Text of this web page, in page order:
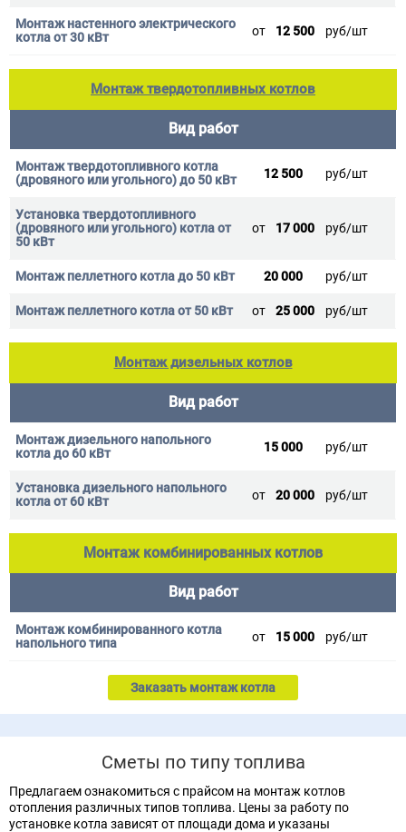
от 12 500 руб/шт
Монтаж твердотопливных котлов
Вид работ
12 500 руб/шт
от 17 000 руб/шт
20 000 руб/шт
от 25 000 руб/шт
Монтаж дизельных котлов
Вид работ
15 000 руб/шт
от 20 000 руб/шт
Монтаж комбинированных котлов
Вид работ
от 15 000 руб/шт
Заказать монтаж котла
Сметы по типу топлива
Предлагаем ознакомиться с прайсом на монтаж котлов
отопления различных типов топлива. Цены за работу по
установке котла зависят от площади дома и указаны